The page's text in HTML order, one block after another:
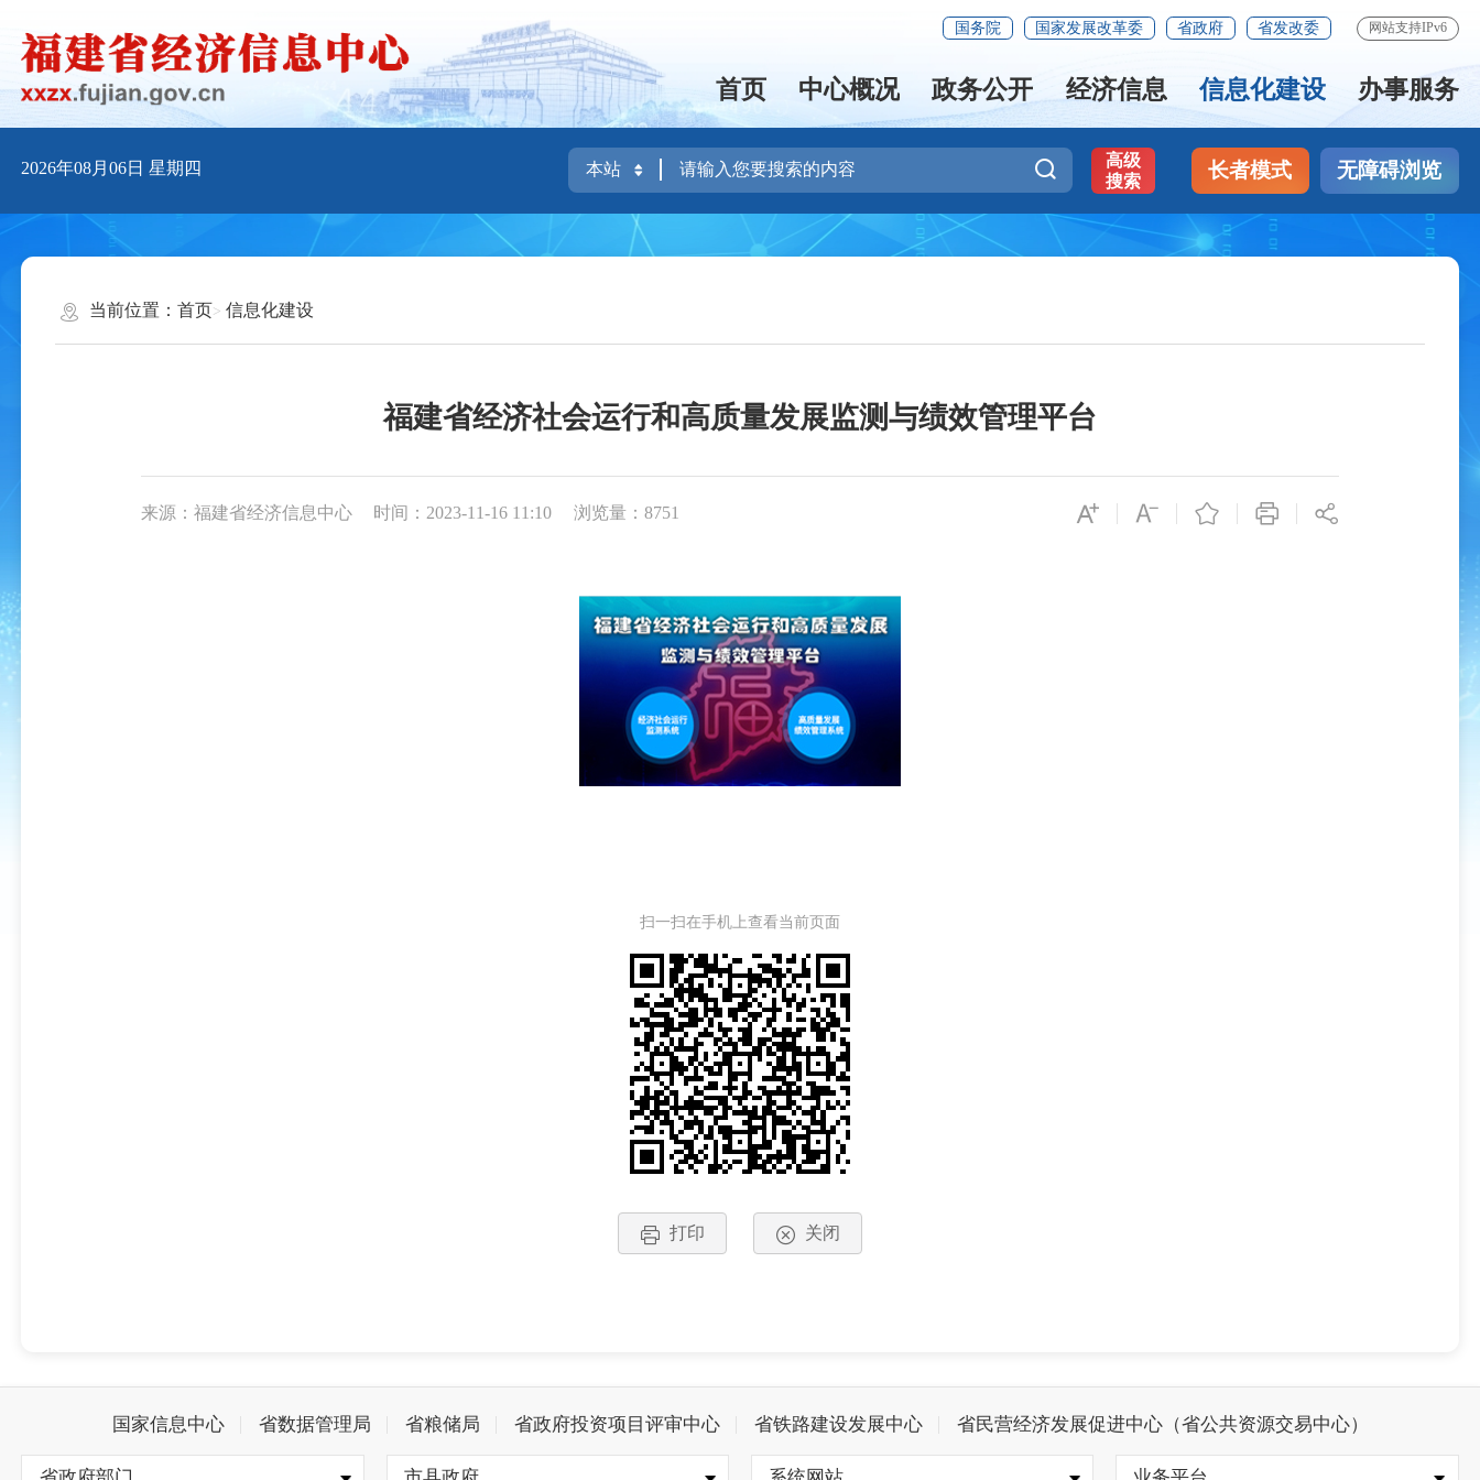
国务院 国家发展改革委 省政府 省发改委 网站支持IPv6
首页 中心概况 政务公开 经济信息 信息化建设 办事服务
2026年08月06日 星期四
高级
搜索
长者模式 无障碍浏览
当前位置： 首页 信息化建设
福建省经济社会运行和高质量发展监测与绩效管理平台
来源：福建省经济信息中心 时间：2023-11-16 11:10 浏览量：8751
扫一扫在手机上查看当前页面
打印 关闭
国家信息中心 省数据管理局 省粮储局 省政府投资项目评审中心 省铁路建设发展中心 省民营经济发展促进中心（省公共资源交易中心）